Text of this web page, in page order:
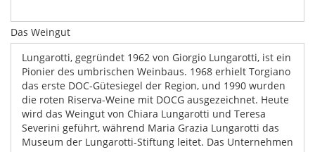
Das Weingut
Lungarotti, gegründet 1962 von Giorgio Lungarotti, ist ein
Pionier des umbrischen Weinbaus. 1968 erhielt Torgiano
das erste DOC-Gütesiegel der Region, und 1990 wurden
die roten Riserva-Weine mit DOCG ausgezeichnet. Heute
wird das Weingut von Chiara Lungarotti und Teresa
Severini geführt, während Maria Grazia Lungarotti das
Museum der Lungarotti-Stiftung leitet. Das Unternehmen